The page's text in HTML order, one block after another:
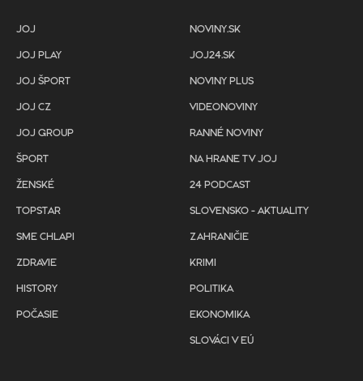
JOJ
JOJ PLAY
JOJ ŠPORT
JOJ CZ
JOJ GROUP
ŠPORT
ŽENSKÉ
TOPSTAR
SME CHLAPI
ZDRAVIE
HISTORY
POČASIE
NOVINY.SK
JOJ24.SK
NOVINY PLUS
VIDEONOVINY
RANNÉ NOVINY
NA HRANE TV JOJ
24 PODCAST
SLOVENSKO - AKTUALITY
ZAHRANIČIE
KRIMI
POLITIKA
EKONOMIKA
SLOVÁCI V EÚ